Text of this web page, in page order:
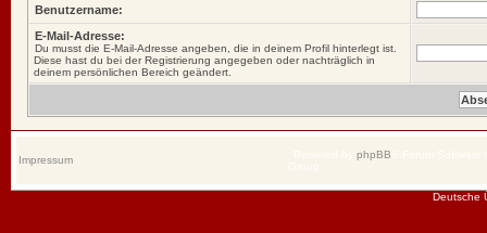
Benutzername:
E-Mail-Adresse:
Du musst die E-Mail-Adresse angeben, die in deinem Profil hinterlegt ist.
Diese hast du bei der Registrierung angegeben oder nachträglich in
deinem persönlichen Bereich geändert.
Impressum phpBB
Deutsche